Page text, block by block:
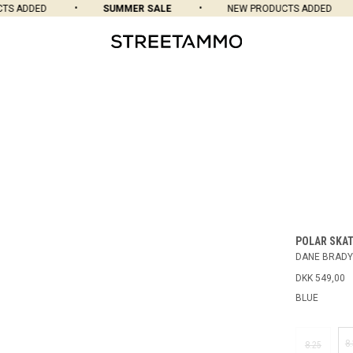
ADDED SUMMER SALE NEW PRODUCTS ADDED
POLAR
DANE
DKK 549,00
BLUE
8.25